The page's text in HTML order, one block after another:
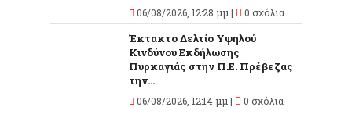
06/08/2026, 12:28 μμ | 0 σχόλια
Έκτακτο Δελτίο Υψηλού
Κινδύνου Εκδήλωσης
Πυρκαγιάς στην Π.Ε. Πρέβεζας
την...
06/08/2026, 12:14 μμ | 0 σχόλια